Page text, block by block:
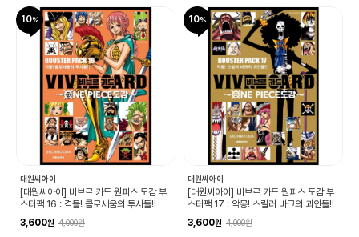
10
대원씨아이
[대원씨아이] 비브르 카드 원피스 도감 부
스터팩 16 : 격돌! 콜로세움의 투사들!!
3,600
4,000
10
대원씨아이
[대원씨아이] 비브르 카드 원피스 도감 부
스터팩 17 : 악몽! 스릴러 바크의 괴인들!!
3,600
4,000